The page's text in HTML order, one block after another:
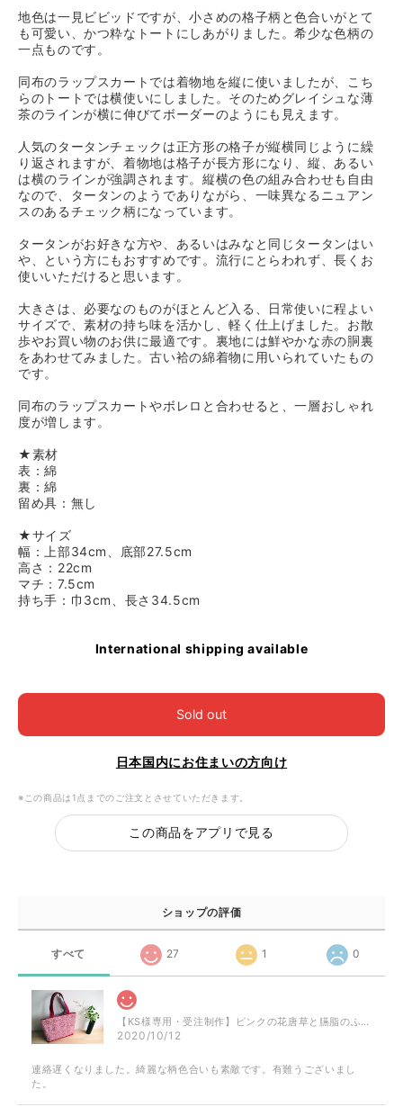
地色は一見ビビッドですが、小さめの格子柄と色合いがとて
も可愛い、かつ粋なトートにしあがりました。希少な色柄の
一点ものです。
同布のラップスカートでは着物地を縦に使いましたが、こち
らのトートでは横使いにしました。そのためグレイシュな薄
茶のラインが横に伸びてボーダーのようにも見えます。
人気のタータンチェックは正方形の格子が縦横同じように繰
り返されますが、着物地は格子が長方形になり、縦、あるい
は横のラインが強調されます。縦横の色の組み合わせも自由
なので、タータンのようでありながら、一味異なるニュアン
スのあるチェック柄になっています。
タータンがお好きな方や、あるいはみなと同じタータンはい
や、という方にもおすすめです。流行にとらわれず、長くお
使いいただけると思います。
大きさは、必要なのものがほとんど入る、日常使いに程よい
サイズで、素材の持ち味を活かし、軽く仕上げました。お散
歩やお買い物のお供に最適です。裏地には鮮やかな赤の胴裏
をあわせてみました。古い袷の綿着物に用いられていたもの
です。
同布のラップスカートやボレロと合わせると、一層おしゃれ
度が増します。
★素材
表：綿
裏：綿
留め具：無し
★サイズ
幅：上部34cm、底部27.5cm
高さ：22cm
マチ：7.5cm
持ち手：巾3cm、長さ34.5cm
International shipping available
Sold out
日本国内にお住まいの方向け
※この商品は1点までのご注文とさせていただきます。
この商品をアプリで見る
ショップの評価
すべて 27 1 0
【KS様専用・受注制作】ピンクの花唐草と臙脂のふくれ織のミニトート
2020/10/12
連絡遅くなりました。綺麗な柄色合いも素敵です。有難うございまし
た。